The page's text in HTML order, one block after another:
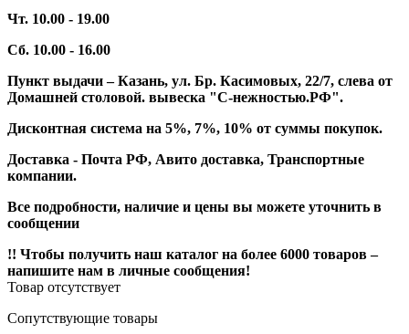
Чт. 10.00 - 19.00
Сб. 10.00 - 16.00
Пункт выдачи – Казань, ул. Бр. Касимовых, 22/7, слева от
Домашней столовой. вывеска "С-нежностью.РФ".
Дисконтная система на 5%, 7%, 10% от суммы покупок.
Доставка - Почта РФ, Авито доставка, Транспортные
компании.
Все подробности, наличие и цены вы можете уточнить в
сообщении
!! Чтобы получить наш каталог на более 6000 товаров –
напишите нам в личные сообщения!
Товар отсутствует
Сопутствующие товары